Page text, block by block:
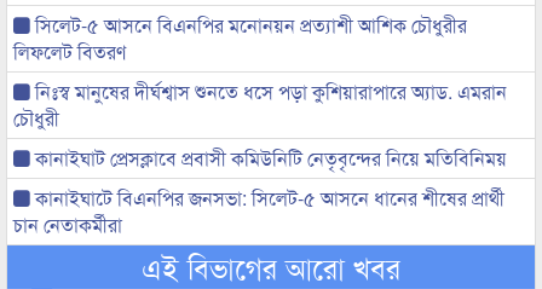
সিলেট-৫ আসনে বিএনপির মনোনয়ন প্রত্যাশী আশিক চৌধুরীর
লিফলেট বিতরণ
নিঃস্ব মানুষের দীর্ঘশ্বাস শুনতে ধসে পড়া কুশিয়ারাপারে অ্যাড. এমরান
চৌধুরী
কানাইঘাট প্রেসক্লাবে প্রবাসী কমিউনিটি নেতৃবৃন্দের নিয়ে মতিবিনিময়
কানাইঘাটে বিএনপির জনসভা: সিলেট-৫ আসনে ধানের শীষের প্রার্থী
চান নেতাকর্মীরা
এই বিভাগের আরো খবর